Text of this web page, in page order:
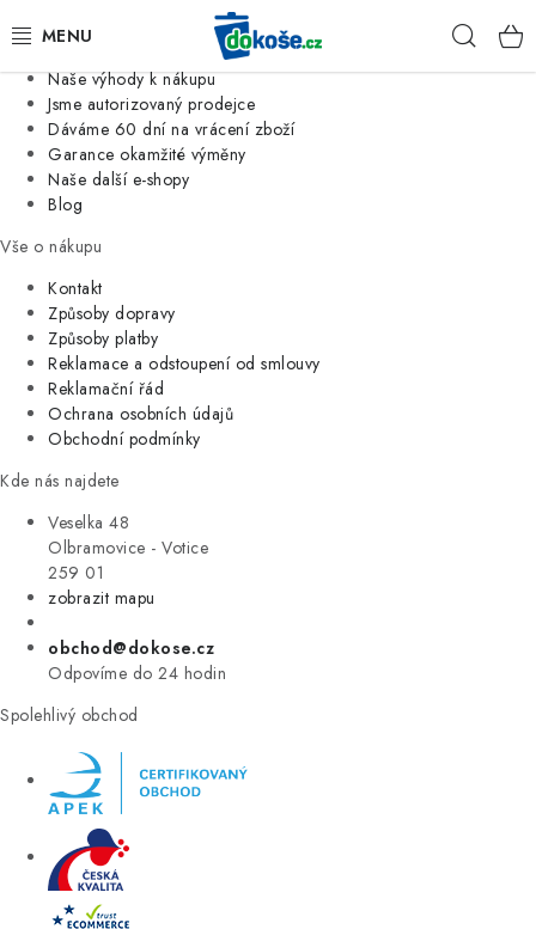
Jsme tradiční česká firma
Naše výhody k nákupu
Jsme autorizovaný prodejce
Dáváme 60 dní na vrácení zboží
Garance okamžité výměny
Naše další e-shopy
Blog
Vše o nákupu
Kontakt
Způsoby dopravy
Způsoby platby
Reklamace a odstoupení od smlouvy
Reklamační řád
Ochrana osobních údajů
Obchodní podmínky
Kde nás najdete
Veselka 48
Olbramovice - Votice
259 01
zobrazit mapu
obchod@dokose.cz
Odpovíme do 24 hodin
Spolehlivý obchod
KOŠE
SÁČKY
KUCHYNĚ
ORGANIZACE
DOMÁCNOST
ÚKLID
VÝPRODEJ
ZNAČKY
Úvod Kontakt Blog
Moje objednávka